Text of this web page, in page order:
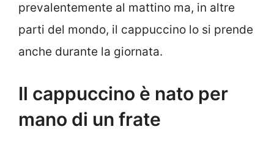
prevalentemente al mattino ma, in altre
parti del mondo, il cappuccino lo si prende
anche durante la giornata.
Il cappuccino è nato per
mano di un frate